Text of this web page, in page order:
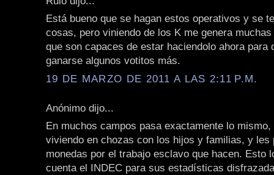
Está bueno que se hagan estos operativos y se
cosas, pero viniendo de los K me genera
que son capaces de estar haciendolo ahora para
ganarse algunos votitos más.
19 DE MARZO DE 2011 A LAS 2:11 P.M.
Anónimo dijo...
En muchos campos pasa exactamente lo
viviendo en chozas con los hijos y familias, y les
monedas por el trabajo esclavo que hacen. Esto
cuenta el INDEC para sus estadísticas